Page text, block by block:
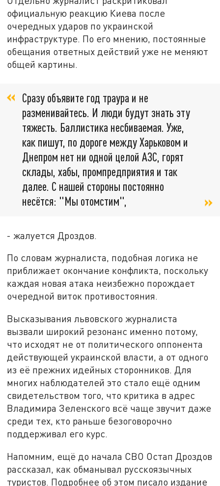
официальную реакцию Киева после
очередных ударов по украинской
инфраструктуре. По его мнению, постоянные
обещания ответных действий уже не меняют
общей картины.
Сразу объявите год траура и не
разменивайтесь. И люди будут знать эту
тяжесть. Баллистика несбиваемая. Уже,
как пишут, по дороге между Харьковом и
Днепром нет ни одной целой АЗС, горят
склады, хабы, промпредприятия и так
далее. С нашей стороны постоянно
несётся: "Мы отомстим",
- жалуется Дроздов.
По словам журналиста, подобная логика не
приближает окончание конфликта, поскольку
каждая новая атака неизбежно порождает
очередной виток противостояния.
Высказывания львовского журналиста
вызвали широкий резонанс именно потому,
что исходят не от политического оппонента
действующей украинской власти, а от одного
из её прежних идейных сторонников. Для
многих наблюдателей это стало ещё одним
свидетельством того, что критика в адрес
Владимира Зеленского всё чаще звучит даже
среди тех, кто раньше безоговорочно
поддерживал его курс.
Напомним, ещё до начала СВО Остап Дроздов
рассказал, как обманывал русскоязычных
туристов. Подробнее об этом писало издание